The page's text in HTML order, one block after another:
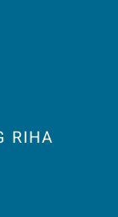
RIHA